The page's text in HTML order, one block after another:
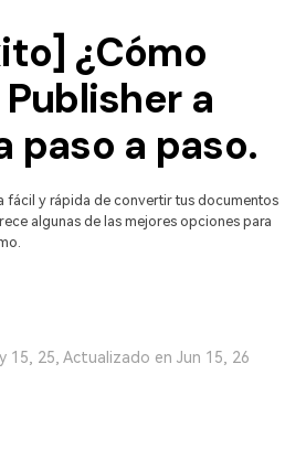
PDF
¿Cómo
a
paso a paso.
fácil y rápida de convertir tus documentos
algunas de las mejores opciones para
15, 25, Actualizado en Jun 15, 26